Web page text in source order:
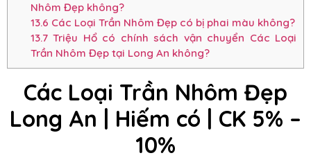
Nhôm Đẹp không?
13.6 Các Loại Trần Nhôm Đẹp có bị phai màu không?
13.7Triệu Hổ có chính sách vận chuyển Các Loại
Trần Nhôm Đẹp tại Long An không?
Các Loại Trần Nhôm Đẹp
Long An | Hiếm có | CK 5% –
10%